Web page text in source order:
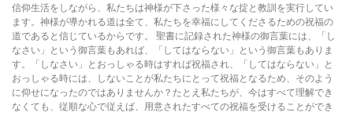
信仰生活をしながら、私たちは神様が下さった様々な掟と教訓を実行してい
ます。神様が導かれる道は全て、私たちを幸福にしてくださるための祝福の
道であると信じているからです。 聖書に記録された神様の御言葉には、「し
なさい」という御言葉もあれば、「してはならない」という御言葉もありま
す。「しなさい」とおっしゃる時はすれば祝福され、「してはならない」と
おっしゃる時には、しないことが私たちにとって祝福となるため、そのよう
に仰せになったのではありませんか？たとえ私たちが、今はすべて理解でき
なくても、従順な心で従えば、用意されたすべての祝福を受けることができ